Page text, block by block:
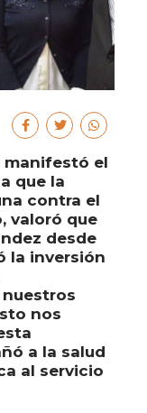
manifestó el
que la
contra el
valoró que
desde
la inversión
nos
a la salud
al servicio